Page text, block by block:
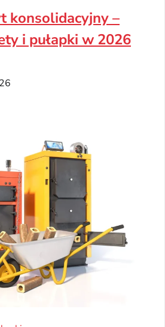
konsolidacyjny –
i pułapki w 2026